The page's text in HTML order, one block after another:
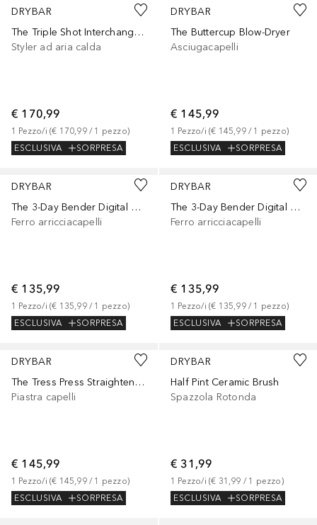
DRYBAR
The Triple Shot Interchangeable Blow-Dryer Brush
Styler ad aria calda
€ 170,99
1 Pezzo/i (€ 170,99 / 1 pezzo)
ESCLUSIVA
SORPRESA
DRYBAR
The Buttercup Blow-Dryer
Asciugacapelli
€ 145,99
1 Pezzo/i (€ 145,99 / 1 pezzo)
ESCLUSIVA
SORPRESA
DRYBAR
The 3-Day Bender Digital Curling Iron 1
Ferro arricciacapelli
€ 135,99
1 Pezzo/i (€ 135,99 / 1 pezzo)
ESCLUSIVA
SORPRESA
DRYBAR
The 3-Day Bender Digital Curling Iron 1.25
Ferro arricciacapelli
€ 135,99
1 Pezzo/i (€ 135,99 / 1 pezzo)
ESCLUSIVA
SORPRESA
DRYBAR
The Tress Press Straightening Iron
Piastra capelli
€ 145,99
1 Pezzo/i (€ 145,99 / 1 pezzo)
ESCLUSIVA
SORPRESA
DRYBAR
Half Pint Ceramic Brush
Spazzola Rotonda
€ 31,99
1 Pezzo/i (€ 31,99 / 1 pezzo)
ESCLUSIVA
SORPRESA